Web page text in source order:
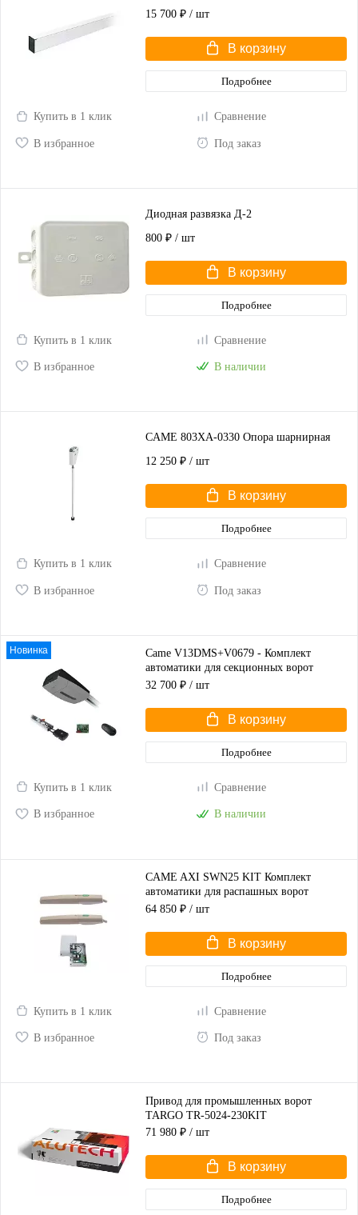
15 700 ₽ / шт
В корзину
Подробнее
Купить в 1 клик Сравнение
В избранное Под заказ
Диодная развязка Д-2
800 ₽ / шт
В корзину
Подробнее
Купить в 1 клик Сравнение
В избранное В наличии
CAME 803XA-0330 Опора шарнирная
12 250 ₽ / шт
В корзину
Подробнее
Купить в 1 клик Сравнение
В избранное Под заказ
Новинка
Came V13DMS+V0679 - Комплект
автоматики для секционных ворот
высотой до 2,25 м
32 700 ₽ / шт
В корзину
Подробнее
Купить в 1 клик Сравнение
В избранное В наличии
CAME AXI SWN25 KIT Комплект
автоматики для распашных ворот
(корпус серый)
64 850 ₽ / шт
В корзину
Подробнее
Купить в 1 клик Сравнение
В избранное Под заказ
Привод для промышленных ворот
TARGO TR-5024-230KIT
71 980 ₽ / шт
В корзину
Подробнее